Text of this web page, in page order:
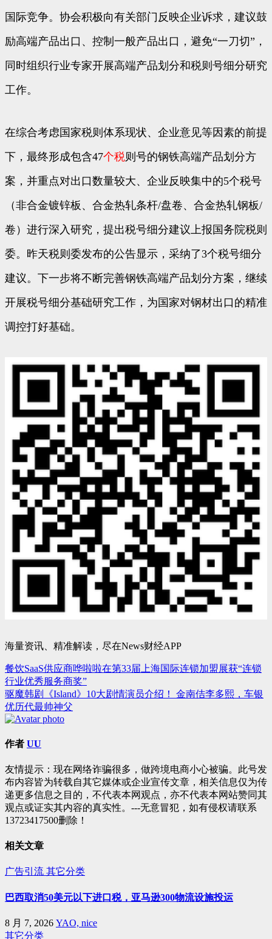
国际竞争。协会积极向有关部门反映企业诉求，建议鼓
励高端产品出口、控制一般产品出口，避免“一刀切”，
同时组织行业专家开展高端产品划分和税则号细分研究
工作。
在综合考虑国家税则体系现状、企业意见等因素的前提
下，最终形成包含47个税则号的钢铁高端产品划分方
案，并重点对出口数量较大、企业反映集中的5个税号
（非合金镀锌板、合金热轧条杆/盘卷、合金热轧钢板/
卷）进行深入研究，提出税号细分建议上报国务院税则
委。昨天税则委发布的公告显示，采纳了3个税号细分
建议。下一步将不断完善钢铁高端产品划分方案，继续
开展税号细分基础研究工作，为国家对钢材出口的精准
调控打好基础。
海量资讯、精准解读，尽在News财经APP
文
章
导
餐饮SaaS供应商哗啦啦在第33届上海国际连锁加盟展获“连锁
行业优秀服务商奖”
驱魔韩剧《Island》10大剧情演员介绍！ 金南佶李多熙，车银
优历代最帅神父
作者 UU
友情提示：现在网络诈骗很多，做跨境电商小心被骗。此号发
布内容皆为转载自其它媒体或企业宣传文章，相关信息仅为传
递更多信息之目的，不代表本网观点，亦不代表本网站赞同其
观点或证实其内容的真实性。---无意冒犯，如有侵权请联系
13723417500删除！
相关文章
广告引流 其它分类
巴西取消50美元以下进口税，亚马逊300物流设施投运
8 月 7, 2026 YAO, nice
其它分类